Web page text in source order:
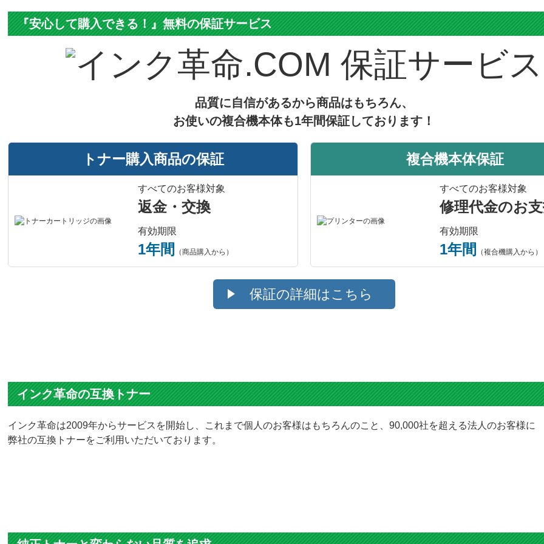
『安心して購入できる！』無料の保証サービス
保証サービス
品質に自信があるから商品はもちろん、
お使いの複合機本体も1年間保証しております！
トナー購入商品の保証
すべてのお客様対象
返金・交換
有効期限
1年間 （商品購入から）
複合機本体保証
すべてのお客様対象
修理代金のお
有効期限
1年間 （複合機購入から）
保証の詳細はこちら
インク革命の互換トナー
インク革命は2009年からサービスを開始し、これまで個人のお客様はもちろんのこと、90,000社を超える法人のお客様に
弊社の互換トナーをご利用いただいております。